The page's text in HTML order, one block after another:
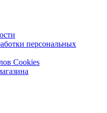
персональных
Cookies